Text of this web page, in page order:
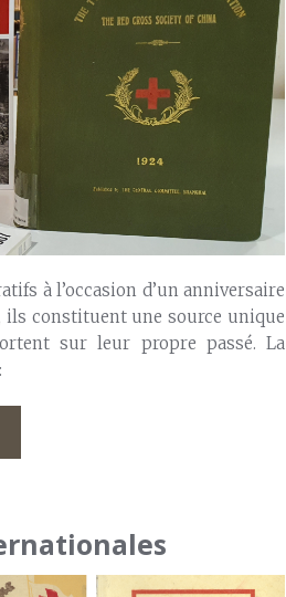
à l’occasion d’un anniversaire
ils constituent une source unique
sur leur propre passé. La